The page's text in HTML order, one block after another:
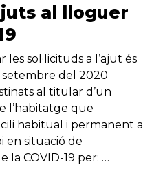
al lloguer
sol·licituds a l’ajut és
setembre del 2020
al titular d’un
l’habitatge que
habitual i permanent a
en situació de
la COVID-19 per: …